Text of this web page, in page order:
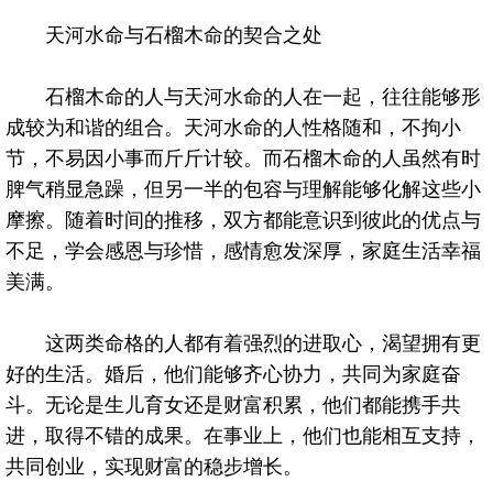
2026丙午年铁笔居士精批年运说明
2025-10-12
天河水命与石榴木命的契合之处
石榴木命的人与天河水命的人在一起，往往能够形
成较为和谐的组合。天河水命的人性格随和，不拘小
节，不易因小事而斤斤计较。而石榴木命的人虽然有时
脾气稍显急躁，但另一半的包容与理解能够化解这些小
摩擦。随着时间的推移，双方都能意识到彼此的优点与
不足，学会感恩与珍惜，感情愈发深厚，家庭生活幸福
美满。
这两类命格的人都有着强烈的进取心，渴望拥有更
好的生活。婚后，他们能够齐心协力，共同为家庭奋
斗。无论是生儿育女还是财富积累，他们都能携手共
进，取得不错的成果。在事业上，他们也能相互支持，
共同创业，实现财富的稳步增长。